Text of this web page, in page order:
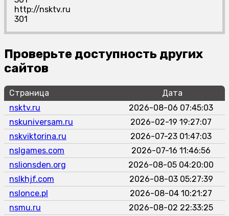
http://nsktv.ru
301
Проверьте доступность других
сайтов
Страница
Дата
nsktv.ru
2026-08-06 07:45:03
nskuniversam.ru
2026-02-19 19:27:07
nskviktorina.ru
2026-07-23 01:47:03
nslgames.com
2026-07-16 11:46:56
nslionsden.org
2026-08-05 04:20:00
nslkhjf.com
2026-08-03 05:27:39
nslonce.pl
2026-08-04 10:21:27
nsmu.ru
2026-08-02 22:33:25